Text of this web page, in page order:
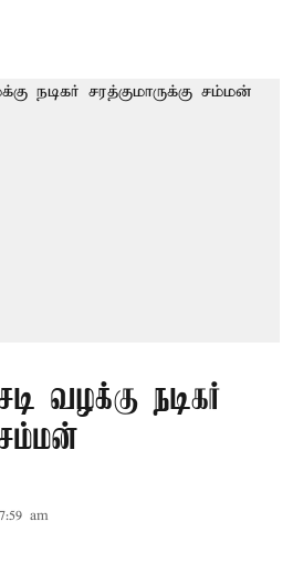
வழக்கு நடிகர்
சம்மன்
am